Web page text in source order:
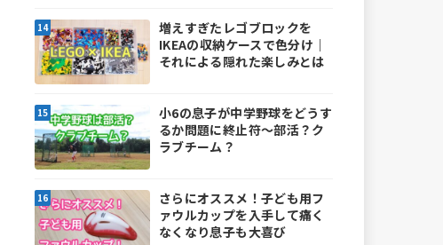
増えすぎたレゴブロックを
IKEAの収納ケースで色分け｜
それによる隠れた楽しみとは
小6の息子が中学野球をどうす
るか問題に終止符～部活？ク
ラブチーム？
さらにオススメ！子ども用フ
ァウルカップを入手して痛く
なくなり息子も大喜び